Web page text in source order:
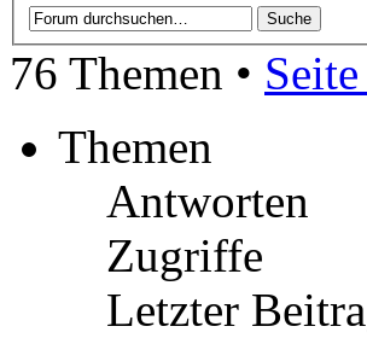
76 Themen • Seite
Themen
Antworten
Zugriffe
Letzter